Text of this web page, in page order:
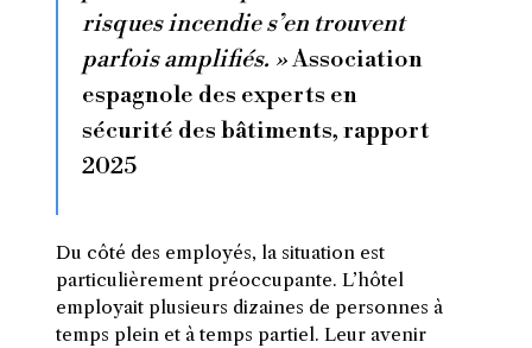
risques incendie s’en trouvent
parfois amplifiés. »Association
espagnole des experts en
sécurité des bâtiments, rapport
2025
Du côté des employés, la situation est
particulièrement préoccupante. L’hôtel
employait plusieurs dizaines de personnes à
temps plein et à temps partiel. Leur avenir